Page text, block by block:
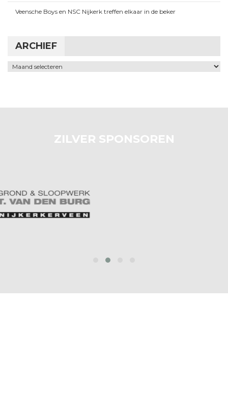
Veensche Boys en NSC Nijkerk treffen elkaar in de beker
ARCHIEF
Archief
ZILVER SPONSOREN
prev